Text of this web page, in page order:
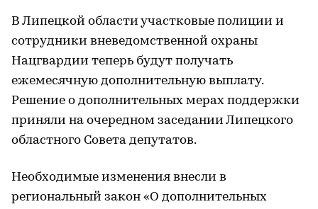
В Липецкой области участковые полиции и
сотрудники вневедомственной охраны
Нацгвардии теперь будут получать
ежемесячную дополнительную выплату.
Решение о дополнительных мерах поддержки
приняли на очередном заседании Липецкого
областного Совета депутатов.
Необходимые изменения внесли в
региональный закон «О дополнительных